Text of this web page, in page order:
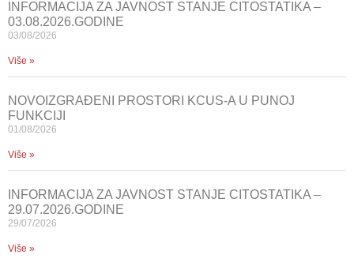
INFORMACIJA ZA JAVNOST STANJE CITOSTATIKA –
03.08.2026.GODINE
03/08/2026
Više »
NOVOIZGRAĐENI PROSTORI KCUS-A U PUNOJ
FUNKCIJI
01/08/2026
Više »
INFORMACIJA ZA JAVNOST STANJE CITOSTATIKA –
29.07.2026.GODINE
29/07/2026
Više »